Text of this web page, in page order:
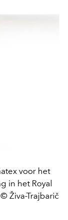
voor het
in het Royal
Živa-Trajbarič